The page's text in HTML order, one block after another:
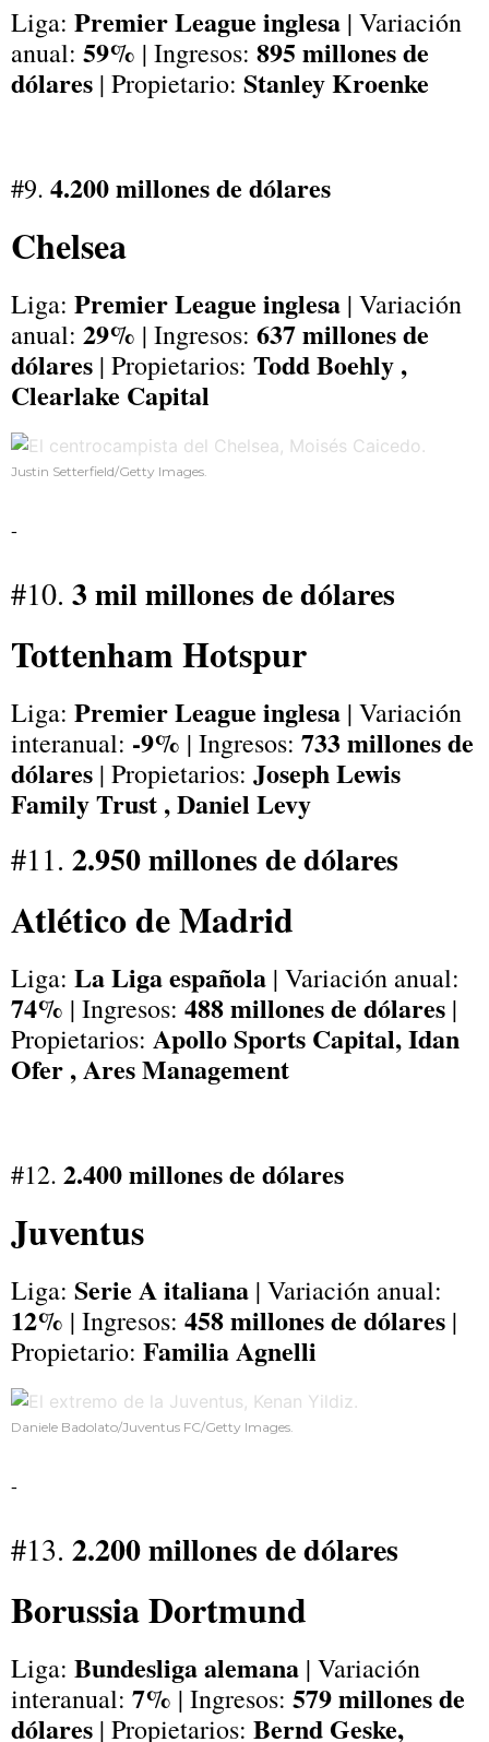
Liga: Premier League inglesa | Variación
anual: 59% | Ingresos: 895 millones de
dólares | Propietario: Stanley Kroenke
#9. 4.200 millones de dólares
Chelsea
Liga: Premier League inglesa | Variación
anual: 29% | Ingresos: 637 millones de
dólares | Propietarios: Todd Boehly ,
Clearlake Capital
Justin Setterfield/Getty Images.
-
#10. 3 mil millones de dólares
Tottenham Hotspur
Liga: Premier League inglesa | Variación
interanual: -9% | Ingresos: 733 millones de
dólares | Propietarios: Joseph Lewis
Family Trust , Daniel Levy
#11. 2.950 millones de dólares
Atlético de Madrid
Liga: La Liga española | Variación anual:
74% | Ingresos: 488 millones de dólares |
Propietarios: Apollo Sports Capital,Idan
Ofer , Ares Management
#12. 2.400 millones de dólares
Juventus
Liga: Serie A italiana | Variación anual:
12% | Ingresos: 458 millones de dólares |
Propietario: Familia Agnelli
Daniele Badolato/Juventus FC/Getty Images.
-
#13. 2.200 millones de dólares
Borussia Dortmund
Liga: Bundesliga alemana | Variación
interanual: 7% | Ingresos: 579 millones de
dólares | Propietarios: Bernd Geske,